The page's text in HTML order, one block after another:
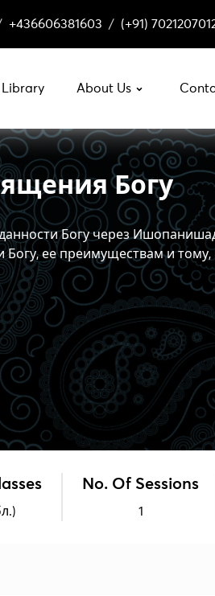
+436606381603 / (+91)
Library About Us
Богу
Богу через
ее преимуществам и
No. Of Sessions
1